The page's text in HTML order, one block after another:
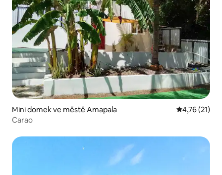
Mini domek ve městě Amapala Průměrné
4,76 (21)
Carao